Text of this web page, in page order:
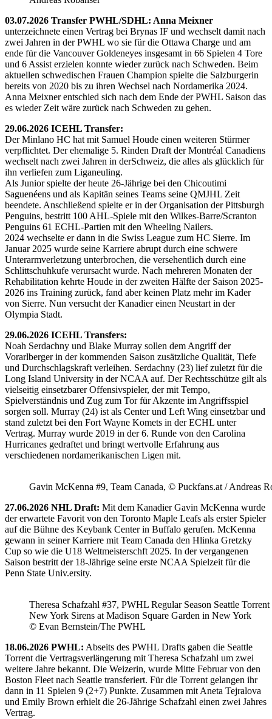
03.07.2026 Transfer PWHL/SDHL: Anna Meixner
unterzeichnete einen Vertrag bei Brynas IF und wechselt damit nach
zwei Jahren in der PWHL wo sie für die Ottawa Charge und am
ende für die Vancouver Goldeneyes insgesamt in 66 Spielen 4 Tore
und 6 Assist erzielen konnte wieder zurück nach Schweden. Beim
aktuellen schwedischen Frauen Champion spielte die Salzburgerin
bereits von 2020 bis zu ihren Wechsel nach Nordamerika 2024.
Anna Meixner entschied sich nach dem Ende der PWHL Saison das
es wieder Zeit wäre zurück nach Schweden zu gehen.
29.06.2026 ICEHL Transfer:
Der Minlano HC hat mit Samuel Houde einen weiteren Stürmer
verpflichtet. Der ehemalige 5. Rinden Draft der Montréal Canadiens
wechselt nach zwei Jahren in derSchweiz, die alles als glücklich für
ihn verliefen zum Liganeuling.
Als Junior spielte der heute 26-Jährige bei den Chicoutimi
Saguenéens und als Kapitän seines Teams seine QMJHL Zeit
beendete. Anschließend spielte er in der Organisation der Pittsburgh
Penguins, bestritt 100 AHL-Spiele mit den Wilkes-Barre/Scranton
Penguins 61 ECHL-Partien mit den Wheeling Nailers.
2024 wechselte er dann in die Swiss League zum HC Sierre. Im
Januar 2025 wurde seine Karriere abrupt durch eine schwere
Unterarmverletzung unterbrochen, die versehentlich durch eine
Schlittschuhkufe verursacht wurde. Nach mehreren Monaten der
Rehabilitation kehrte Houde in der zweiten Hälfte der Saison 2025-
2026 ins Training zurück, fand aber keinen Platz mehr im Kader
von Sierre. Nun versucht der Kanadier einen Neustart in der
Olympia Stadt.
29.06.2026 ICEHL Transfers:
Noah Serdachny und Blake Murray sollen dem Angriff der
Vorarlberger in der kommenden Saison zusätzliche Qualität, Tiefe
und Durchschlagskraft verleihen. Serdachny (23) lief zuletzt für die
Long Island University in der NCAA auf. Der Rechtsschütze gilt als
vielseitig einsetzbarer Offensivspieler, der mit Tempo,
Spielverständnis und Zug zum Tor für Akzente im Angriffsspiel
sorgen soll. Murray (24) ist als Center und Left Wing einsetzbar und
stand zuletzt bei den Fort Wayne Komets in der ECHL unter
Vertrag. Murray wurde 2019 in der 6. Runde von den Carolina
Hurricanes gedraftet und bringt wertvolle Erfahrung aus
verschiedenen nordamerikanischen Ligen mit.
Gavin McKenna #9, Team Canada, © Puckfans.at / Andreas
27.06.2026 NHL Draft: Mit dem Kanadier Gavin McKenna wurde
der erwartete Favorit von den Toronto Maple Leafs als erster Spieler
auf die Bühne des Keybank Center in Buffalo gerufen. McKenna
gewann in seiner Karriere mit Team Canada den Hlinka Gretzky
Cup so wie die U18 Weltmeisterschft 2025. In der vergangenen
Saison bestritt der 18-Jährige seine erste NCAA Spielzeit für die
Penn State Univ.ersity.
Theresa Schafzahl #37, PWHL Regular Season Seattle Torrent
New York Sirens at Madison Square Garden in New York
© Evan Bernstein/The PWHL
18.06.2026 PWHL: Abseits des PWHL Drafts gaben die Seattle
Torrent die Vertragsverlängerung mit Theresa Schafzahl um zwei
weitere Jahre bekannt. Die Weizerin, wurde Mitte Februar von den
Boston Fleet nach Seattle transferiert. Für die Torrent gelangen ihr
dann in 11 Spielen 9 (2+7) Punkte. Zusammen mit Aneta Tejralova
und Emily Brown erhielt die 26-Jährige Schafzahl einen zwei Jahres
Vertrag.